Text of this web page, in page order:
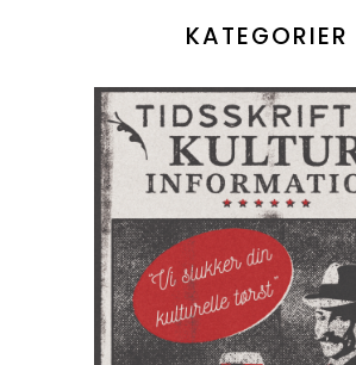
KATEGORIER